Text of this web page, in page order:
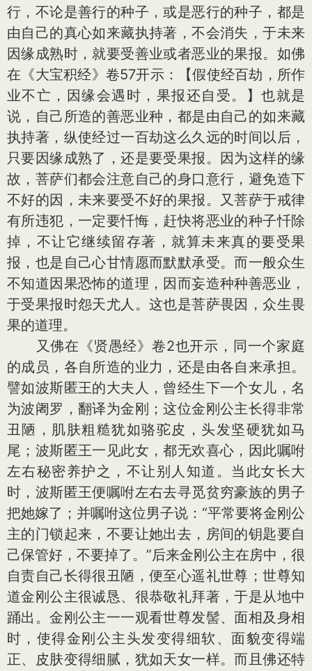
行，不论是善行的种子，或是恶行的种子，都是
由自己的真心如来藏执持著，不会消失，于未来
因缘成熟时，就要受善业或者恶业的果报。如佛
在《大宝积经》卷57开示：【假使经百劫，所作
业不亡，因缘会遇时，果报还自受。】也就是
说，自己所造的善恶业种，都是由自己的如来藏
执持著，纵使经过一百劫这么久远的时间以后，
只要因缘成熟了，还是要受果报。因为这样的缘
故，菩萨们都会注意自己的身口意行，避免造下
不好的因，未来要受不好的果报。又菩萨于戒律
有所违犯，一定要忏悔，赶快将恶业的种子忏除
掉，不让它继续留存著，就算未来真的要受果
报，也是自己心甘情愿而默默承受。而一般众生
不知道因果恐怖的道理，因而妄造种种善恶业，
于受果报时怨天尤人。这也是菩萨畏因，众生畏
果的道理。
又佛在《贤愚经》卷2也开示，同一个家庭
的成员，各自所造的业力，还是由各自来承担。
譬如波斯匿王的大夫人，曾经生下一个女儿，名
为波阇罗，翻译为金刚；这位金刚公主长得非常
丑陋，肌肤粗糙犹如骆驼皮，头发坚硬犹如马
尾；波斯匿王一见此女，都无欢喜心，因此嘱咐
左右秘密养护之，不让别人知道。当此女长大
时，波斯匿王便嘱咐左右去寻觅贫穷豪族的男子
把她嫁了；并嘱咐这位男子说：“平常要将金刚公
主的门锁起来，不要让她出去，房间的钥匙要自
己保管好，不要掉了。”后来金刚公主在房中，很
自责自己长得很丑陋，便至心遥礼世尊；世尊知
道金刚公主很诚恳、很恭敬礼拜著，于是从地中
踊出。金刚公主一一观看世尊发髻、面相及身相
时，使得金刚公主头发变得细软、面貌变得端
正、皮肤变得细腻，犹如天女一样。而且佛还特